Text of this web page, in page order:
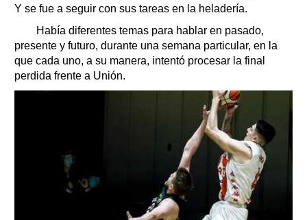
Y se fue a seguir con sus tareas en la heladería.
Había diferentes temas para hablar en pasado,
presente y futuro, durante una semana particular, en la
que cada uno, a su manera, intentó procesar la final
perdida frente a Unión.